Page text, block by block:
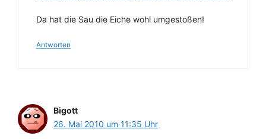
Da hat die Sau die Eiche wohl umgestoßen!
Antworten
Bigott
26. Mai 2010 um 11:35 Uhr